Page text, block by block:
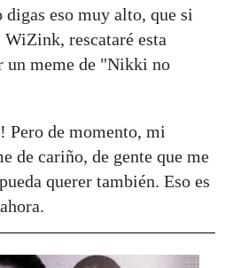
digas eso muy alto, que si
rescataré esta
un meme de "Nikki no
Pero de momento, mi
de cariño, de gente que me
querer también. Eso es